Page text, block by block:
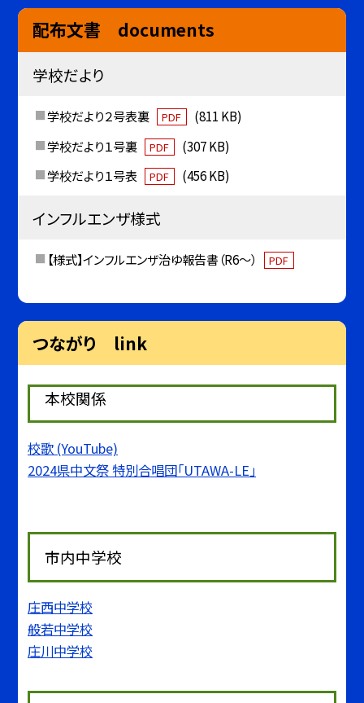
配布文書 documents
学校だより
学校だより２号表裏 PDF
(811 KB)
学校だより１号裏
PDF
(307 KB)
学校だより１号表
PDF (456 KB)
インフルエンザ様式
【様式】インフルエンザ治ゆ報告書（R6～） PDF
つながり link
本校関係
校歌 (YouTube)
2024県中文祭 特別合唱団「UTAWA-LE」
市内中学校
庄西中学校
般若中学校
庄川中学校